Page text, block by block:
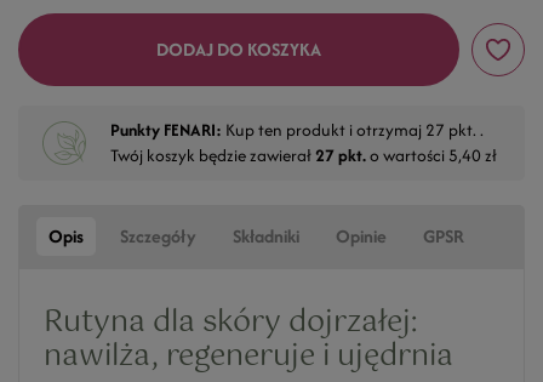
DODAJ DO KOSZYKA
Punkty FENARI: Kup ten produkt i otrzymaj 27 pkt. .
Twój koszyk będzie zawierał27 pkt.o wartości 5,40 zł
Opis Szczegóły Składniki Opinie GPSR
Rutyna dla skóry dojrzałej:
nawilża, regeneruje i ujędrnia